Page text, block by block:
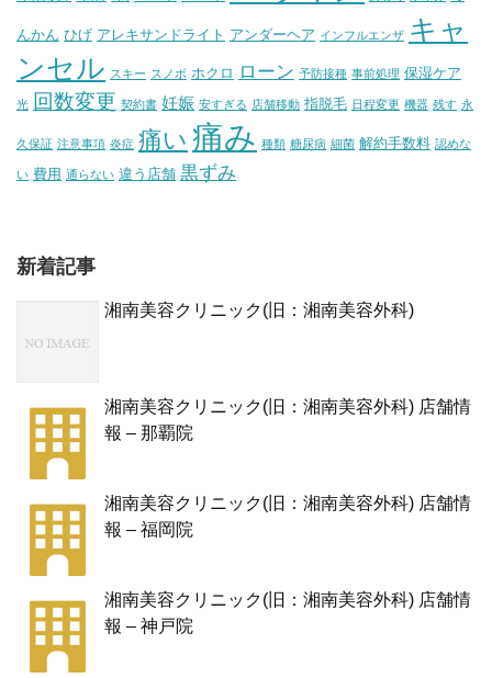
んかん ひげ アレキサンドライト アンダーヘア インフルエンザ キャ
ンセル スキー スノボ ホクロ ローン 予防接種 事前処理 保湿ケア
光 回数変更 契約書 妊娠 安すぎる 店舗移動 指脱毛 日程変更 機器 残す 永
久保証 注意事項 炎症 痛い 痛み 種類 糖尿病 細菌 解約手数料 認めな
い 費用 通らない 違う店舗 黒ずみ
新着記事
湘南美容クリニック(旧：湘南美容外科)
湘南美容クリニック(旧：湘南美容外科) 店舗情
報 – 那覇院
湘南美容クリニック(旧：湘南美容外科) 店舗情
報 – 福岡院
湘南美容クリニック(旧：湘南美容外科) 店舗情
報 – 神戸院